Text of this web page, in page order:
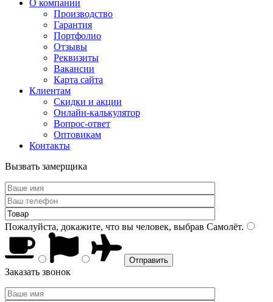
О компании
Производство
Гарантия
Портфолио
Отзывы
Реквизиты
Вакансии
Карта сайта
Клиентам
Скидки и акции
Онлайн-калькулятор
Вопрос-ответ
Оптовикам
Контакты
Вызвать замерщика
Пожалуйста, докажите, что вы человек, выбрав Самолёт.
Заказать звонок